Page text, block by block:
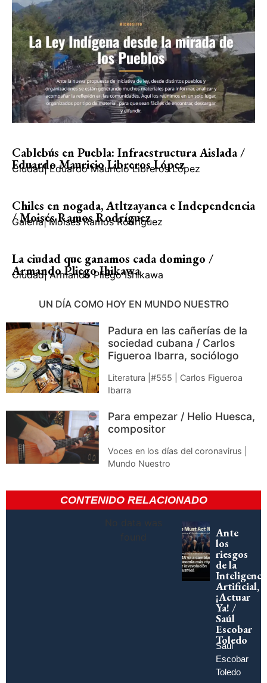
Cablebús en Puebla: Infraestructura Aislada /
Eduardo Mauricio Libreros López
Ciudad| Eduardo Mauricio Libreros López
Chiles en nogada, Atltzayanca e Independencia
/ Moisés Ramos Rodríguez
Galería| Moisés Ramos Rodríguez
La ciudad que ganamos cada domingo /
Armando Pliego Ihikawa
Ciudad| Armando Pliego Ishikawa
UN DÍA COMO HOY EN MUNDO NUESTRO
Padura en las cañerías de la
sociedad cubana / Carlos
Figueroa Ibarra, sociólogo
Literatura |#555 | Carlos Figueroa
Ibarra
Para empezar / Helio Huesca,
compositor
Voces en los días del coronavirus |
Mundo Nuestro
CONTENIDO RELACIONADO
No data was
found
Ante
los
riesgos
de la
Artificial,
¡Actuar
Ya! /
Saúl
Escobar
Toledo
Saúl
Escobar
Toledo